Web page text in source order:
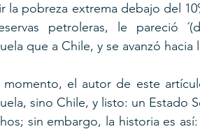
la pobreza extrema debajo del
petroleras, le pareció
que a Chile, y se avanzó
momento, el autor de este
sino Chile, y listo: un Estado
sin embargo, la historia es